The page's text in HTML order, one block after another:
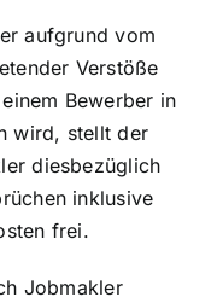
aufgrund vom
Verstöße
Bewerber in
wird, stellt der
diesbezüglich
inklusive
frei.
Jobmakler